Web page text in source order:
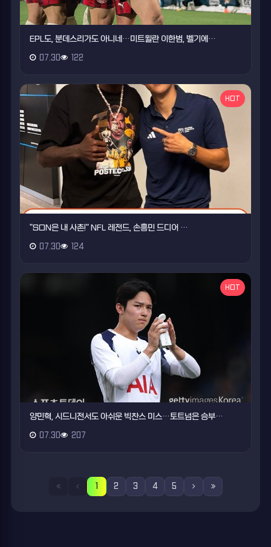
EPL도, 분데스리가도 아니네…미트윌란 이한범, 벨기에…
07.30 122
HOT
"SON은 내 사촌!" NFL 레전드, 손흥민 드디어 …
07.30 124
HOT
양민혁, 시드니전서도 아쉬운 빅찬스 미스…토트넘은 승부…
07.30 207
1 2 3 4 5